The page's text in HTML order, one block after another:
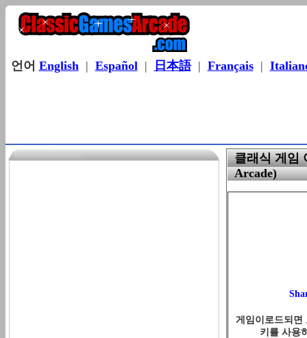
언어 English| Español| 日本語| Français|
클래식 게임
Arcade)
게임이로드되면
키를 사용